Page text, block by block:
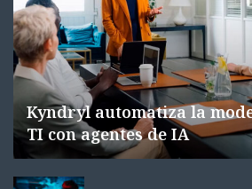
Kyndryl automatiza la
TI con agentes de IA